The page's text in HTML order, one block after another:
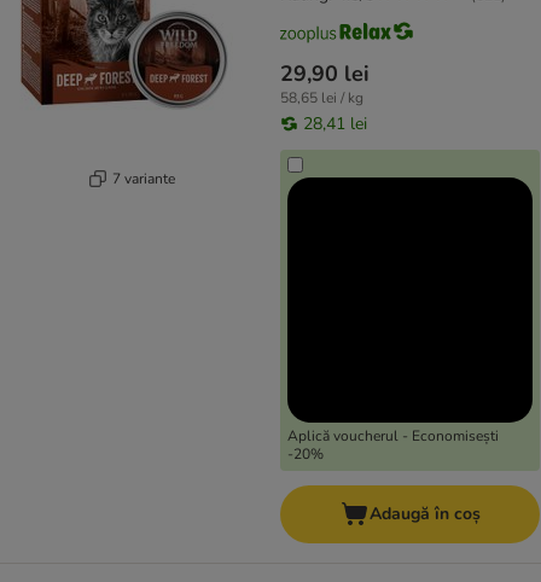
7 variante
29,90 lei
58,65 lei / kg
28,41 lei
Aplică voucherul - Economisești
-20%
Adaugă în coș